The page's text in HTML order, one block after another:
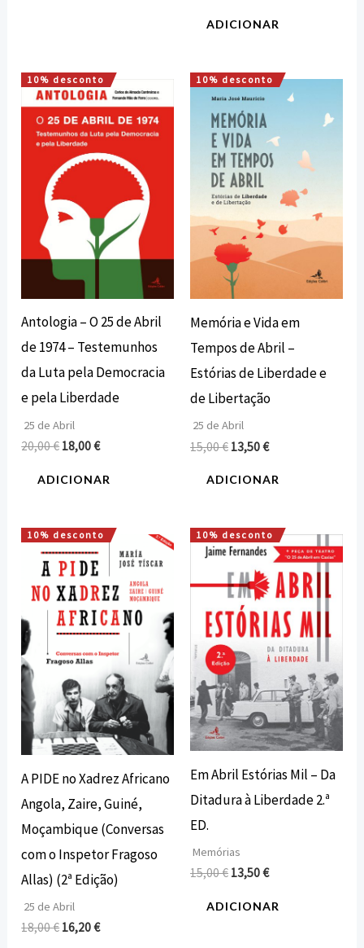
ADICIONAR
10% desconto
Antologia – O 25 de Abril
de 1974 – Testemunhos
da Luta pela Democracia
e pela Liberdade
25 de Abril
20,00€
O
preço
original
era:
20,00 €.
18,00€
O
preço
atual
é:
ADICIONAR
10% desconto
Memória e Vida em
Tempos de Abril –
Estórias de Liberdade e
de Libertação
25 de Abril
15,00€
O
preço
original
era:
15,00 €.
13,50€
O
preço
é:
13,50 €.
ADICIONAR
10% desconto
A PIDE no Xadrez Africano
Angola, Zaire, Guiné,
Moçambique (Conversas
com o Inspetor Fragoso
Allas) (2ª Edição)
25 de Abril
18,00€
O
preço
original
era:
18,00 €.
16,20€
O
preço
atual
é:
16,20 €.
10% desconto
Em Abril Estórias Mil – Da
Ditadura à Liberdade 2.ª
ED.
Memórias
15,00€
O
preço
original
era:
15,00 €.
13,50€
O
preço
atual
é:
13,50 €.
ADICIONAR